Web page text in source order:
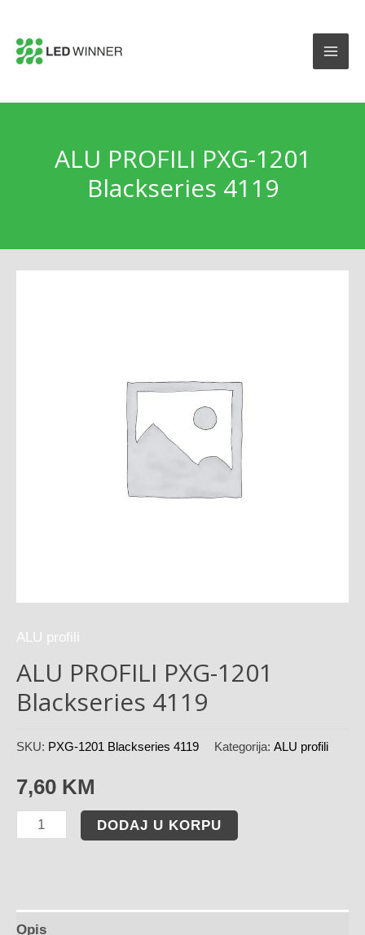
ALU PROFILI PXG-1201
Blackseries 4119
ALU profili
ALU PROFILI PXG-1201
Blackseries 4119
SKU: PXG-1201 Blackseries 4119 Kategorija: ALU profili
7,60 KM
DODAJ U KORPU
Opis